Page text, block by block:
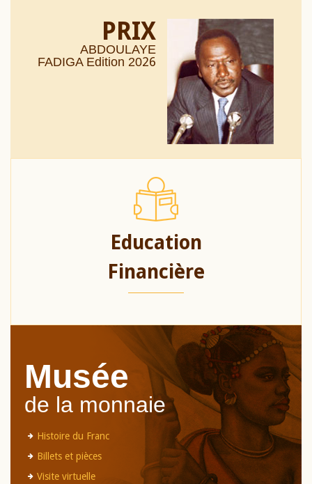
PRIX
ABDOULAYE
FADIGA Edition 2026
Education
Financière
Musée
de la monnaie
Histoire du Franc
Billets et pièces
Visite virtuelle